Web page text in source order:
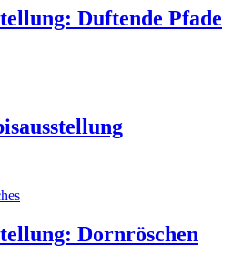
Duftende Pfade
Dornröschen